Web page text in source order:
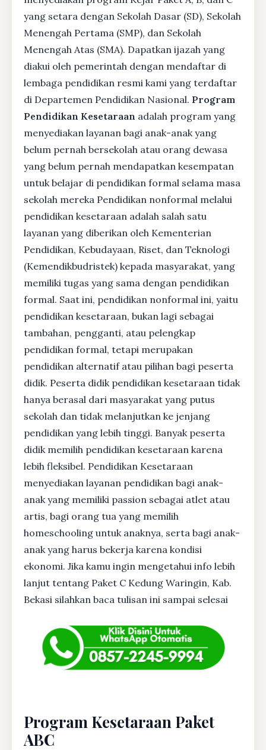
yang setara dengan Sekolah Dasar (SD), Sekolah
Menengah Pertama (SMP), dan Sekolah
Menengah Atas (SMA). Dapatkan ijazah yang
diakui oleh pemerintah dengan mendaftar di
lembaga pendidikan resmi kami yang terdaftar
di Departemen Pendidikan Nasional. Program
Pendidikan Kesetaraan adalah program yang
menyediakan layanan bagi anak-anak yang
belum pernah bersekolah atau orang dewasa
yang belum pernah mendapatkan kesempatan
untuk belajar di pendidikan formal selama masa
sekolah mereka Pendidikan nonformal melalui
pendidikan kesetaraan adalah salah satu
layanan yang diberikan oleh Kementerian
Pendidikan, Kebudayaan, Riset, dan Teknologi
(Kemendikbudristek) kepada masyarakat, yang
memiliki tugas yang sama dengan pendidikan
formal. Saat ini, pendidikan nonformal ini, yaitu
pendidikan kesetaraan, bukan lagi sebagai
tambahan, pengganti, atau pelengkap
pendidikan formal, tetapi merupakan
pendidikan alternatif atau pilihan bagi peserta
didik. Peserta didik pendidikan kesetaraan tidak
hanya berasal dari masyarakat yang putus
sekolah dan tidak melanjutkan ke jenjang
pendidikan yang lebih tinggi. Banyak peserta
didik memilih pendidikan kesetaraan karena
lebih fleksibel. Pendidikan Kesetaraan
menyediakan layanan pendidikan bagi anak-
anak yang memiliki passion sebagai atlet atau
artis, bagi orang tua yang memilih
homeschooling untuk anaknya, serta bagi anak-
anak yang harus bekerja karena kondisi
ekonomi. Jika kamu ingin mengetahui info lebih
lanjut tentang Paket C Kedung Waringin, Kab.
Bekasi silahkan baca tulisan ini sampai selesai
Program Kesetaraan Paket
ABC